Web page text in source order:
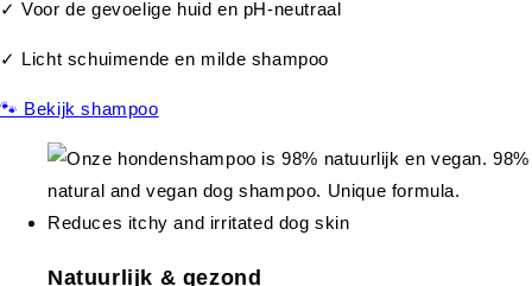
✓ Voor de gevoelige huid en pH-neutraal
✓ Licht schuimende en milde shampoo
🐾 Bekijk shampoo
Natuurlijk & gezond